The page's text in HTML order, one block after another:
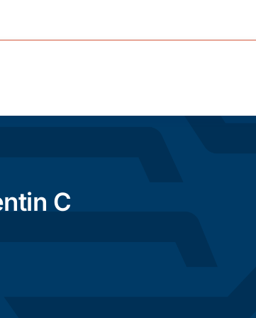
Cyclotourisme
C